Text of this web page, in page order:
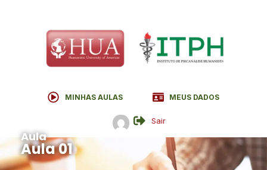
MINHAS AULAS MEUS DADOS
Sair
Aula
Aula 01